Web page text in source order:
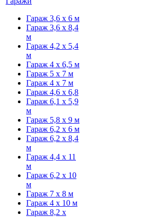
Гараж 3,6 х 6 м
Гараж 3,6 х 8,4
м
Гараж 4,2 х 5,4
м
Гараж 4 х 6,5 м
Гараж 5 х 7 м
Гараж 4 х 7 м
Гараж 4,6 х 6,8
Гараж 6,1 х 5,9
м
Гараж 5,8 х 9 м
Гараж 6,2 х 6 м
Гараж 6,2 х 8,4
м
Гараж 4,4 х 11
м
Гараж 6,2 х 10
м
Гараж 7 х 8 м
Гараж 4 х 10 м
Гараж 8,2 х